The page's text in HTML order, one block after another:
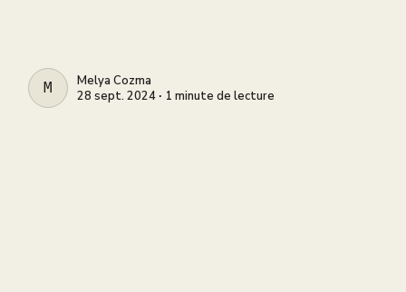
MELYA COZMA
Melya Cozma
28 sept. 2024 ∙ 1 minute de lecture